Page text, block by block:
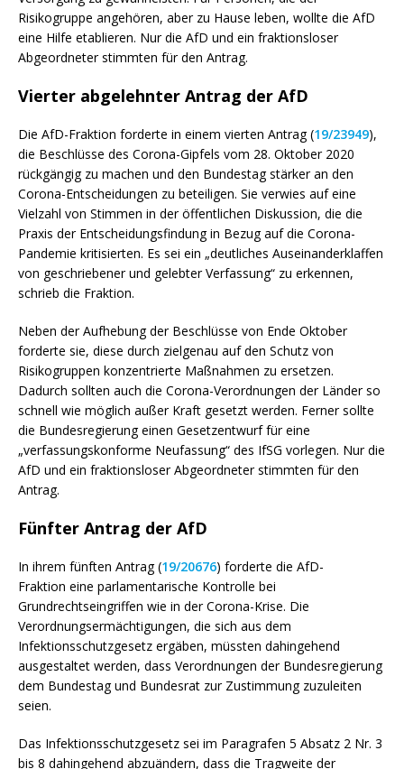
Risikogruppe angehören, aber zu Hause leben, wollte die AfD
eine Hilfe etablieren. Nur die AfD und ein fraktionsloser
Abgeordneter stimmten für den Antrag.
Vierter abgelehnter Antrag der AfD
Die AfD-Fraktion forderte in einem vierten Antrag (19/23949),
die Beschlüsse des Corona-Gipfels vom 28. Oktober 2020
rückgängig zu machen und den Bundestag stärker an den
Corona-Entscheidungen zu beteiligen. Sie verwies auf eine
Vielzahl von Stimmen in der öffentlichen Diskussion, die die
Praxis der Entscheidungsfindung in Bezug auf die Corona-
Pandemie kritisierten. Es sei ein „deutliches Auseinanderklaffen
von geschriebener und gelebter Verfassung“ zu erkennen,
schrieb die Fraktion.
Neben der Aufhebung der Beschlüsse von Ende Oktober
forderte sie, diese durch zielgenau auf den Schutz von
Risikogruppen konzentrierte Maßnahmen zu ersetzen.
Dadurch sollten auch die Corona-Verordnungen der Länder so
schnell wie möglich außer Kraft gesetzt werden. Ferner sollte
die Bundesregierung einen Gesetzentwurf für eine
„verfassungskonforme Neufassung“ des IfSG vorlegen. Nur die
AfD und ein fraktionsloser Abgeordneter stimmten für den
Antrag.
Fünfter Antrag der AfD
In ihrem fünften Antrag (19/20676) forderte die AfD-
Fraktion eine parlamentarische Kontrolle bei
Grundrechtseingriffen wie in der Corona-Krise. Die
Verordnungsermächtigungen, die sich aus dem
Infektionsschutzgesetz ergäben, müssten dahingehend
ausgestaltet werden, dass Verordnungen der Bundesregierung
dem Bundestag und Bundesrat zur Zustimmung zuzuleiten
seien.
Das Infektionsschutzgesetz sei im Paragrafen 5 Absatz 2 Nr. 3
bis 8 dahingehend abzuändern, dass die Tragweite der